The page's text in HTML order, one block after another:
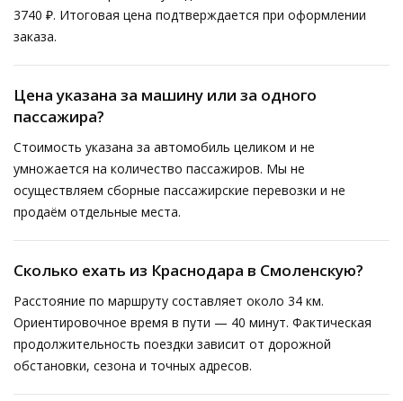
3740 ₽. Итоговая цена подтверждается при оформлении
заказа.
Цена указана за машину или за одного
пассажира?
Стоимость указана за автомобиль целиком и не
умножается на количество пассажиров. Мы не
осуществляем сборные пассажирские перевозки и не
продаём отдельные места.
Сколько ехать из Краснодара в Смоленскую?
Расстояние по маршруту составляет около 34 км.
Ориентировочное время в пути — 40 минут. Фактическая
продолжительность поездки зависит от дорожной
обстановки, сезона и точных адресов.